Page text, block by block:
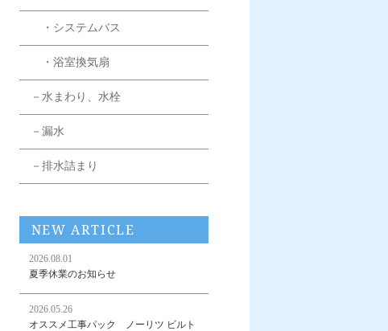
・システムバス
・浴室換気扇
－水まわり、水栓
－漏水
－排水詰まり
NEW ARTICLE
2026.08.01
夏季休業のお知らせ
2026.05.26
オススメ工事パック ノーリツ ビルト